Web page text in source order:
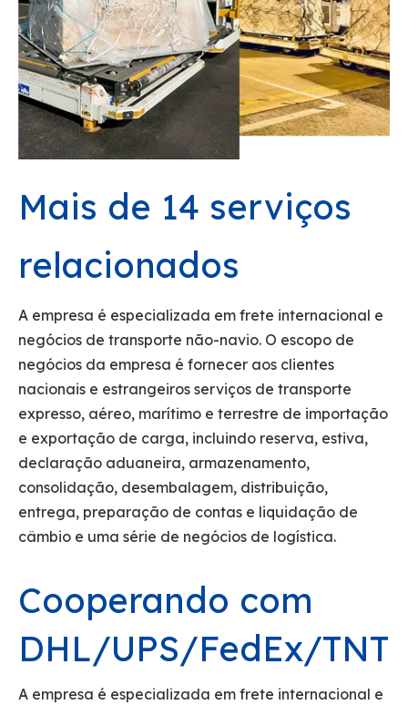
Mais de 14 serviços
relacionados
A empresa é especializada em frete internacional e
negócios de transporte não-navio. O escopo de
negócios da empresa é fornecer aos clientes
nacionais e estrangeiros serviços de transporte
expresso, aéreo, marítimo e terrestre de importação
e exportação de carga, incluindo reserva, estiva,
declaração aduaneira, armazenamento,
consolidação, desembalagem, distribuição,
entrega, preparação de contas e liquidação de
câmbio e uma série de negócios de logística.
Cooperando com
DHL/UPS/FedEx/TNT
A empresa é especializada em frete internacional e